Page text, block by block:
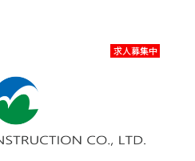
求人募集中